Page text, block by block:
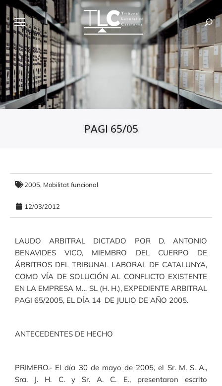
PAGI 65/05
2005, Mobilitat funcional
12/03/2012
LAUDO ARBITRAL DICTADO POR D. ANTONIO
BENAVIDES VICO, MIEMBRO DEL CUERPO DE
ÁRBITROS DEL TRIBUNAL LABORAL DE CATALUNYA,
COMO VÍA DE SOLUCIÓN AL CONFLICTO EXISTENTE
EN LA EMPRESA M… SL (H. H.), EXPEDIENTE ARBITRAL
PAGI 65/2005, EL DÍA 14 DE JULIO DE AÑO 2005.
ANTECEDENTES DE HECHO
PRIMERO.- El día 30 de mayo de 2005, el Sr. M. S. A.,
Sra. J. H. C. y Sr. A. C. E., presentaron escrito